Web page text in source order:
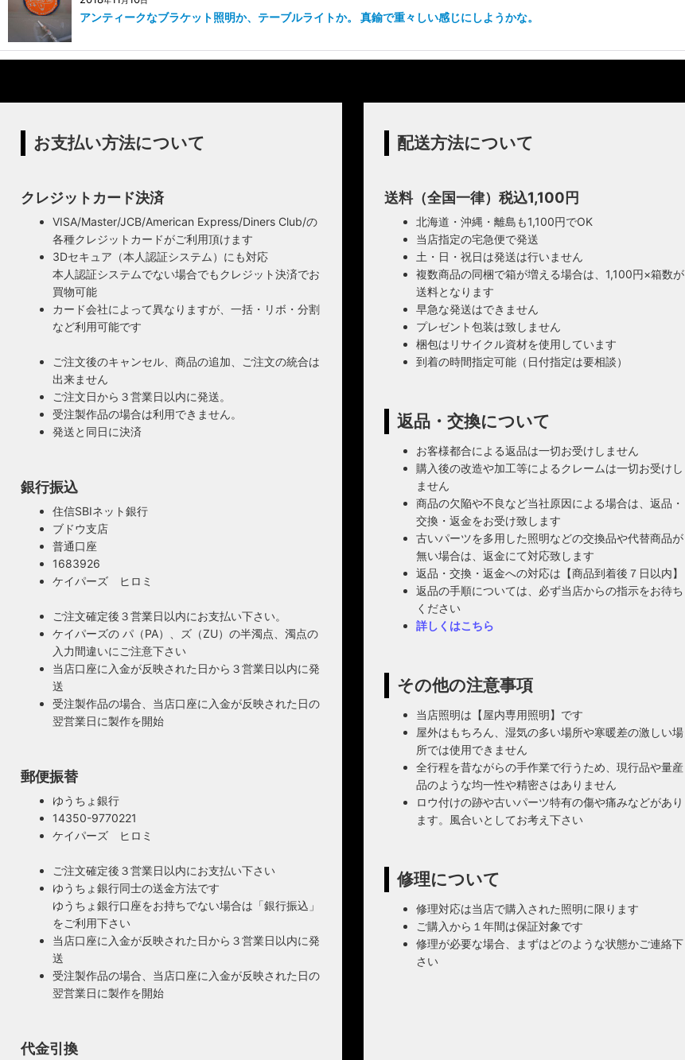
アンティークなブラケット照明か、テーブルライトか。 真鍮で重々しい感じにしようかな。
お支払い方法について
クレジットカード決済
VISA/Master/JCB/American Express/Diners Club/の
各種クレジットカードがご利用頂けます
3Dセキュア（本人認証システム）にも対応
本人認証システムでない場合でもクレジット決済でお
買物可能
カード会社によって異なりますが、一括・リボ・分割
など利用可能です
ご注文後のキャンセル、商品の追加、ご注文の統合は
出来ません
ご注文日から３営業日以内に発送。
受注製作品の場合は利用できません。
発送と同日に決済
銀行振込
住信SBIネット銀行
ブドウ支店
普通口座
1683926
ケイパーズ ヒロミ
ご注文確定後３営業日以内にお支払い下さい。
ケイパーズの パ（PA）、ズ（ZU）の半濁点、濁点の
入力間違いにご注意下さい
当店口座に入金が反映された日から３営業日以内に発
送
受注製作品の場合、当店口座に入金が反映された日の
翌営業日に製作を開始
郵便振替
ゆうちょ銀行
14350-9770221
ケイパーズ ヒロミ
ご注文確定後３営業日以内にお支払い下さい
ゆうちょ銀行同士の送金方法です
ゆうちょ銀行口座をお持ちでない場合は「銀行振込」
をご利用下さい
当店口座に入金が反映された日から３営業日以内に発
送
受注製作品の場合、当店口座に入金が反映された日の
翌営業日に製作を開始
代金引換
配送方法について
送料（全国一律）税込1,100円
北海道・沖縄・離島も1,100円でOK
当店指定の宅急便で発送
土・日・祝日は発送は行いません
複数商品の同梱で箱が増える場合は、1,100円×箱数が
送料となります
早急な発送はできません
プレゼント包装は致しません
梱包はリサイクル資材を使用しています
到着の時間指定可能（日付指定は要相談）
返品・交換について
お客様都合による返品は一切お受けしません
購入後の改造や加工等によるクレームは一切お受けし
ません
商品の欠陥や不良など当社原因による場合は、返品・
交換・返金をお受け致します
古いパーツを多用した照明などの交換品や代替商品が
無い場合は、返金にて対応致します
返品・交換・返金への対応は【商品到着後７日以内】
返品の手順については、必ず当店からの指示をお待ち
ください
詳しくはこちら
その他の注意事項
当店照明は【屋内専用照明】です
屋外はもちろん、湿気の多い場所や寒暖差の激しい場
所では使用できません
全行程を昔ながらの手作業で行うため、現行品や量産
品のような均一性や精密さはありません
ロウ付けの跡や古いパーツ特有の傷や痛みなどがあり
ます。風合いとしてお考え下さい
修理について
修理対応は当店で購入された照明に限ります
ご購入から１年間は保証対象です
修理が必要な場合、まずはどのような状態かご連絡下
さい